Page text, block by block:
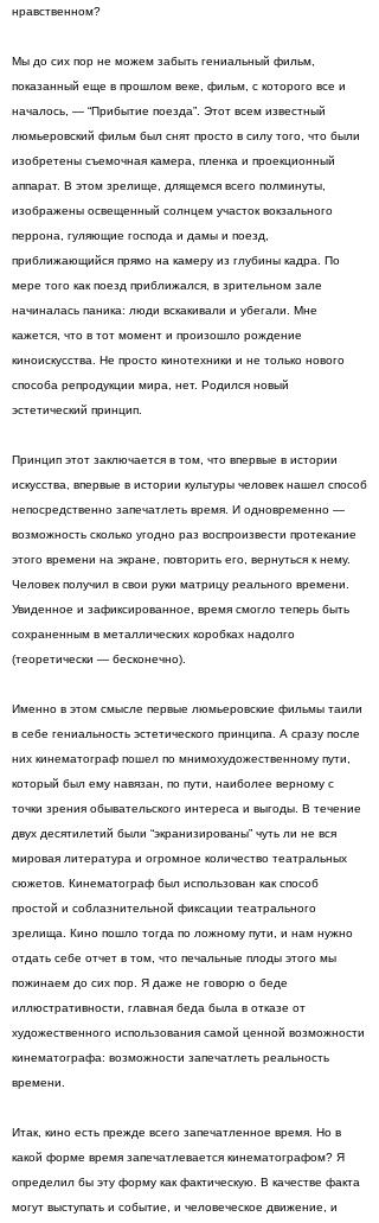
нравственном?
Мы до сих пор не можем забыть гениальный фильм,
показанный еще в прошлом веке, фильм, с которого все и
началось, — “Прибытие поезда”. Этот всем известный
люмьеровский фильм был снят просто в силу того, что были
изобретены съемочная камера, пленка и проекционный
аппарат. В этoм зрелище, длящемся всего полминуты,
изображены освещенный солнцем участок вокзального
перрона, гуляющие господа и дамы и поезд,
приближающийся прямо на камеру из глубины кадра. По
мере того как поезд приближался, в зрительном зале
начиналась паника: люди вскакивали и убегали. Мне
кажется, что в тот момент и произошло рождение
киноискусства. Не просто кинотехники и не только нового
способа репродукции мира, нет. Родился новый
эстетический принцип.
Принцип этот заключается в том, что впервые в истории
искусства, впервые в истории культуры человек нашел способ
непосредственно запечатлеть время. И одновременно —
возможность сколько угодно раз воспроизвести протекание
этого времени на экране, повторить его, вернуться к нему.
Человек получил в свои руки матрицу реального времени.
Увиденное и зафиксированное, время смогло теперь быть
сохраненным в металлических коробках надолго
(теоретически — бесконечно).
Именно в этом смысле первые люмьеровские фильмы таили
в себе гениальность эстетического принципа. А сразу после
них кинематограф пошел по мнимохудожественному пути,
который был ему навязан, по пути, наиболее верному с
точки зрения обывательского интереса и выгоды. В течение
двух десятилетий были “экранизированы” чуть ли не вся
мировая литература и огромное количество театральных
сюжетов. Кинематограф был использован как способ
простой и соблазнительной фиксации театрального
зрелища. Кино пошло тогда по ложному пути, и нам нужно
отдать себе отчет в том, что печальные плоды этого мы
пожинаем до сих пор. Я даже не говорю о беде
иллюстративности, главная беда была в отказе от
художественного использования самой ценной возможности
кинематографа: возможности запечатлеть реальность
времени.
Итак, кино есть прежде всего запечатленное время. Но в
какой форме время запечатлевается кинематографом? Я
определил бы эту форму как фактическую. В качестве факта
могут выступать и событие, и человеческое движение, и